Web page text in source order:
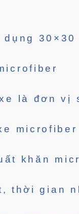
30×30
là đơn vị
microfiber
khăn
thời gian